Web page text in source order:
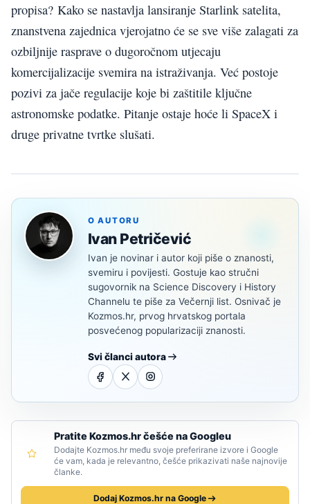
propisa? Kako se nastavlja lansiranje Starlink satelita,
znanstvena zajednica vjerojatno će se sve više zalagati za
ozbiljnije rasprave o dugoročnom utjecaju
komercijalizacije svemira na istraživanja. Već postoje
pozivi za jače regulacije koje bi zaštitile ključne
astronomske podatke. Pitanje ostaje hoće li SpaceX i
druge privatne tvrtke slušati.
O AUTORU
Ivan Petričević
Ivan je novinar i autor koji piše o znanosti,
svemiru i povijesti. Gostuje kao stručni
sugovornik na Science Discovery i History
Channelu te piše za Večernji list. Osnivač je
Kozmos.hr, prvog hrvatskog portala
posvećenog popularizaciji znanosti.
Svi članci autora
Pratite Kozmos.hr češće na Googleu
Dodajte Kozmos.hr među svoje preferirane izvore i Google
će vam, kada je relevantno, češće prikazivati naše najnovije
članke.
Dodaj Kozmos.hr na Google